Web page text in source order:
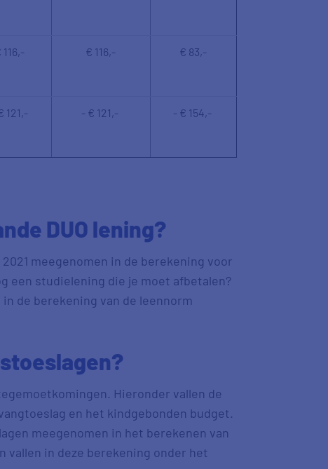
116,- € 116,- € 83,-
121,- - € 121,- - € 154,-
DUO lening?
meegenomen in de berekening voor
een studielening die je moet afbetalen?
de berekening van de leennorm
Hieronder vallen de
en het kindgebonden budget.
meegenomen in het berekenen van
vallen in deze berekening onder het